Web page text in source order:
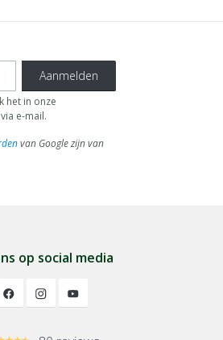
Aanmelden
het in onze
e-mail.
van Google zijn van
op social media